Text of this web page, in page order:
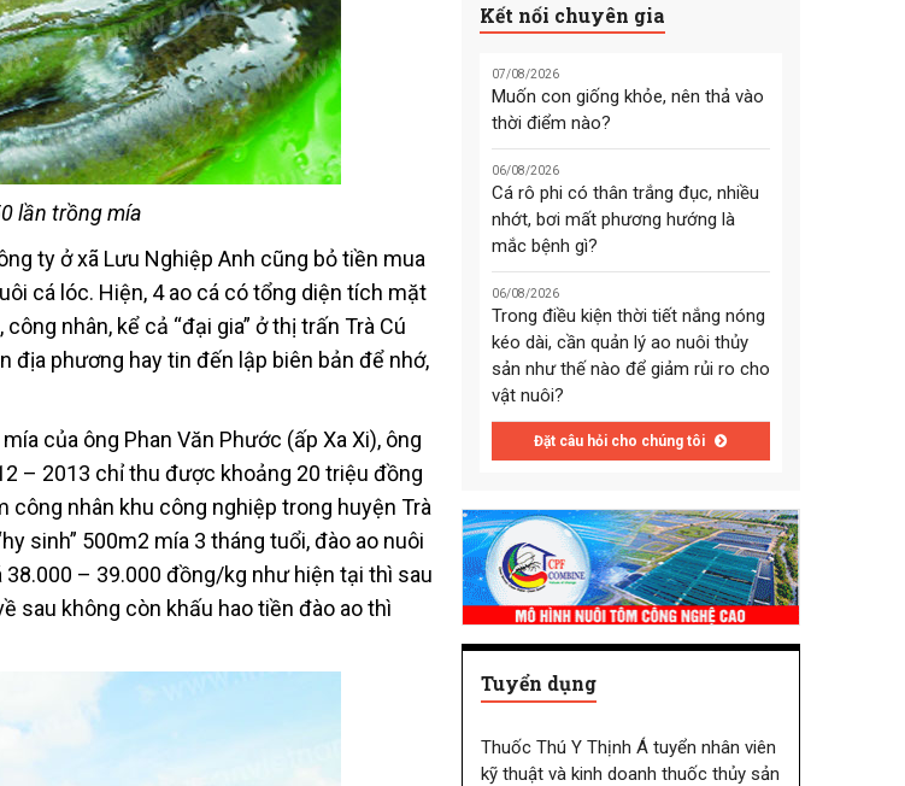
lần trồng mía
ty ở xã Lưu Nghiệp Anh cũng bỏ tiền mua
cá lóc. Hiện, 4 ao cá có tổng diện tích mặt
nhân, kể cả “đại gia” ở thị trấn Trà Cú
địa phương hay tin đến lập biên bản để nhớ,
của ông Phan Văn Phước (ấp Xa Xi), ông
– 2013 chỉ thu được khoảng 20 triệu đồng
công nhân khu công nghiệp trong huyện Trà
sinh” 500m2 mía 3 tháng tuổi, đào ao nuôi
– 39.000 đồng/kg như hiện tại thì sau
sau không còn khấu hao tiền đào ao thì
Kết nối chuyên gia
07/08/2026
Muốn con giống khỏe, nên thả vào
thời điểm nào?
06/08/2026
Cá rô phi có thân trắng đục, nhiều
nhớt, bơi mất phương hướng là
mắc bệnh gì?
06/08/2026
Trong điều kiện thời tiết nắng nóng
kéo dài, cần quản lý ao nuôi thủy
sản như thế nào để giảm rủi ro cho
vật nuôi?
Đặt câu hỏi cho chúng tôi
Tuyển dụng
Thuốc Thú Y Thịnh Á tuyển nhân viên
kỹ thuật và kinh doanh thuốc thủy sản